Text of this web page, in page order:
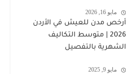
مايو 16, 2026
أرخص مدن للعيش في الأردن
2026 | متوسط التكاليف
الشهرية بالتفصيل
مايو 9, 2025